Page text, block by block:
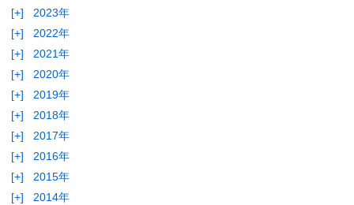
[+]
2023年
[+]
2022年
[+]
2021年
[+]
2020年
[+]
2019年
[+]
2018年
[+]
2017年
[+]
2016年
[+]
2015年
[+]
2014年